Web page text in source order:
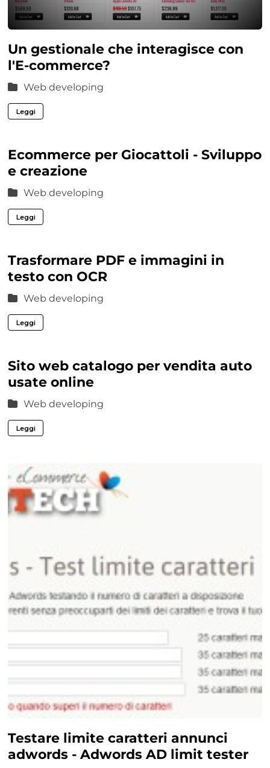
Un gestionale che interagisce con
l'E-commerce?
Web developing
Leggi
Ecommerce per Giocattoli - Sviluppo
e creazione
Web developing
Leggi
Trasformare PDF e immagini in
testo con OCR
Web developing
Leggi
Sito web catalogo per vendita auto
usate online
Web developing
Leggi
Testare limite caratteri annunci
adwords - Adwords AD limit tester